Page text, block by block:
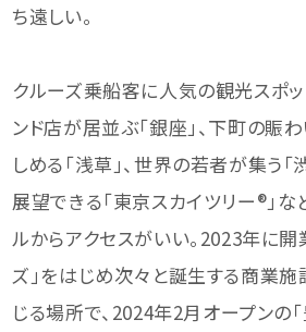
ち遠しい。
クルーズ乗船客に人気の観光スポッ
ンド店が居並ぶ「銀座」、下町の賑
しめる「浅草」、世界の若者が集う
展望できる「東京スカイツリー®」な
ルからアクセスがいい。2023年に開
ズ」をはじめ次々と誕生する商業施
じる場所で、2024年2月オープンの